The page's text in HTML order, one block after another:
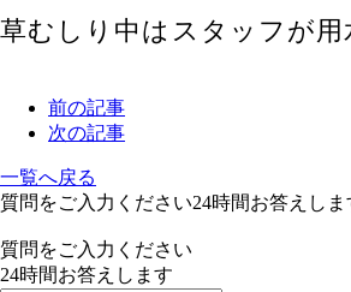
草むしり中はスタッフが
前の記事
次の記事
一覧へ戻る
質問をご入力ください24時間お答えしま
質問をご入力ください
24時間お答えします